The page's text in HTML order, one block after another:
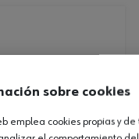
sobre cookies
emplea cookies propias y